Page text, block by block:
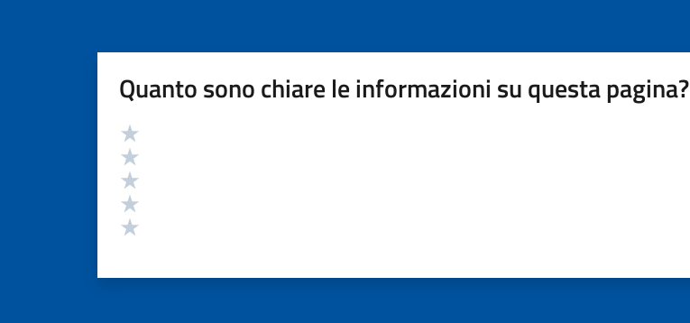
Quanto sono chiare le informazioni su questa pagina?
Valutazione